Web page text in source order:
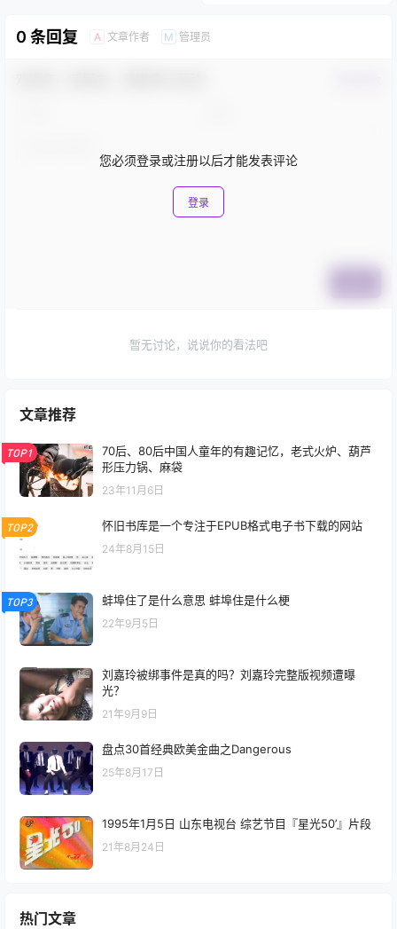
0 条回复 A 文章作者 M 管理员
您必须登录或注册以后才能发表评论
登录
暂无讨论，说说你的看法吧
文章推荐
TOP1
70后、80后中国人童年的有趣记忆，老式火炉、葫芦
形压力锅、麻袋
23年11月6日
TOP2 怀旧书库是一个专注于EPUB格式电子书下载的网站
24年8月15日
TOP3 蚌埠住了是什么意思 蚌埠住是什么梗
22年9月5日
刘嘉玲被绑事件是真的吗？刘嘉玲完整版视频遭曝
光？
21年9月9日
盘点30首经典欧美金曲之Dangerous
25年8月17日
1995年1月5日 山东电视台 综艺节目『星光50’』片段
21年8月24日
热门文章